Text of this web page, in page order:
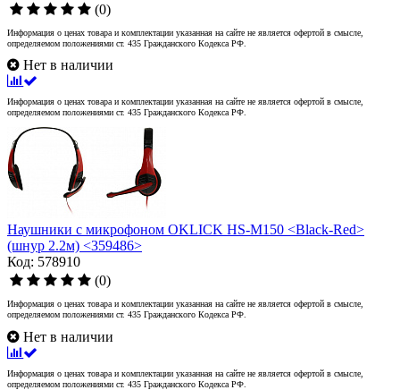
(0)
Информация о ценах товара и комплектации указанная на сайте не является офертой в смысле,
определяемом положениями ст. 435 Гражданского Кодекса РФ.
Нет в наличии
Информация о ценах товара и комплектации указанная на сайте не является офертой в смысле,
определяемом положениями ст. 435 Гражданского Кодекса РФ.
Наушники с микрофоном OKLICK HS-M150 <Black-Red>
(шнур 2.2м) <359486>
Код: 578910
(0)
Информация о ценах товара и комплектации указанная на сайте не является офертой в смысле,
определяемом положениями ст. 435 Гражданского Кодекса РФ.
Нет в наличии
Информация о ценах товара и комплектации указанная на сайте не является офертой в смысле,
определяемом положениями ст. 435 Гражданского Кодекса РФ.